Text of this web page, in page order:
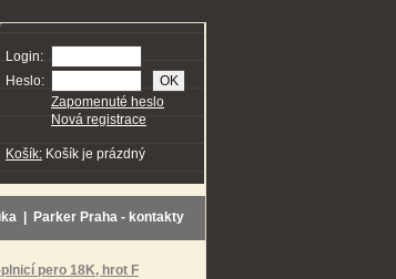
Login:
Heslo:
Zapomenuté heslo
Nová registrace
Košík: Košík je prázdný
Parker Praha - kontakty
pero 18K, hrot F